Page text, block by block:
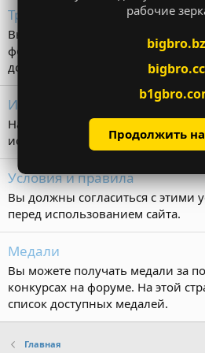
Трофеи
Вы можете получать трофеи за
форуме. На этой странице
доступных трофеев.
Использование cookie
На этой странице объясняется,
использует файлы cookie.
Условия и правила
Вы должны согласиться с этими
перед использованием сайта.
Медали
Вы можете получать медали за
конкурсах на форуме. На этой
список доступных медалей.
Главная
рабочие
bigbro.bz
bigbro.cc
Продолжить